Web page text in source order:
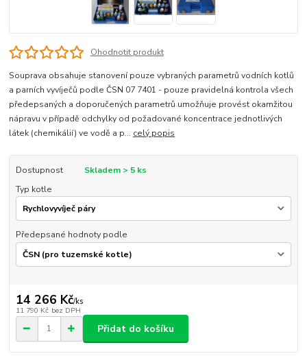
Ohodnotit produkt
Souprava obsahuje stanovení pouze vybraných parametrů vodních kotlů
a parních vyvíječů podle ČSN 07 7401 - pouze pravidelná kontrola všech
předepsaných a doporučených parametrů umožňuje provést okamžitou
nápravu v případě odchylky od požadované koncentrace jednotlivých
látek (chemikálií) ve vodě a p... celý popis
Dostupnost
Skladem > 5 ks
Typ kotle
Předepsané hodnoty podle
14 266 Kč/ks
11 790 Kč bez DPH
Přidat do košíku